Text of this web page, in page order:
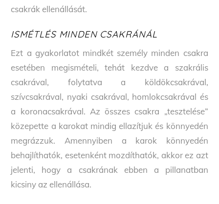
csakrák ellenállását.
ISMÉTLÉS MINDEN CSAKRÁNÁL
Ezt a gyakorlatot mindkét személy minden csakra
esetében megismételi, tehát kezdve a szakrális
csakrával, folytatva a köldökcsakrával,
szívcsakrával, nyaki csakrával, homlokcsakrával és
a koronacsakrával. Az összes csakra „tesztelése”
közepette a karokat mindig ellazítjuk és könnyedén
megrázzuk. Amennyiben a karok könnyedén
behajlíthatók, esetenként mozdíthatók, akkor ez azt
jelenti, hogy a csakrának ebben a pillanatban
kicsiny az ellenállása.